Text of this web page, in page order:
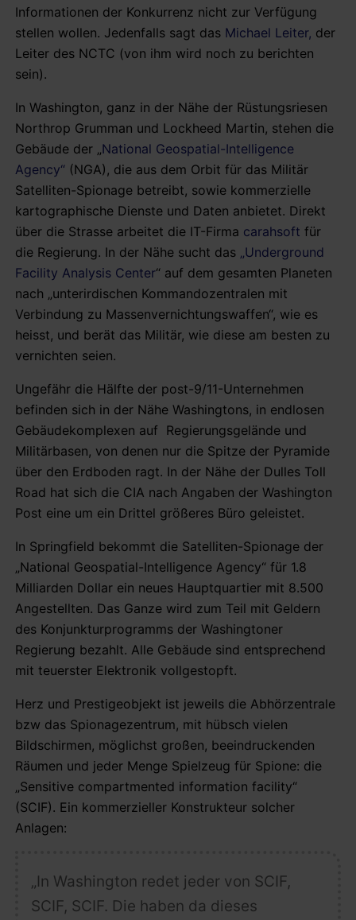
Informationen der Konkurrenz nicht zur Verfügung
stellen wollen. Jedenfalls sagt das Michael Leiter, der
Leiter des NCTC (von ihm wird noch zu berichten
sein).
In Washington, ganz in der Nähe der Rüstungsriesen
Northrop Grumman und Lockheed Martin, stehen die
Gebäude der „National Geospatial-Intelligence
Agency“ (NGA), die aus dem Orbit für das Militär
Satelliten-Spionage betreibt, sowie kommerzielle
kartographische Dienste und Daten anbietet. Direkt
über die Strasse arbeitet die IT-Firma carahsoft für
die Regierung. In der Nähe sucht das „Underground
Facility Analysis Center“ auf dem gesamten Planeten
nach „unterirdischen Kommandozentralen mit
Verbindung zu Massenvernichtungswaffen“, wie es
heisst, und berät das Militär, wie diese am besten zu
vernichten seien.
Ungefähr die Hälfte der post-9/11-Unternehmen
befinden sich in der Nähe Washingtons, in endlosen
Gebäudekomplexen auf Regierungsgelände und
Militärbasen, von denen nur die Spitze der Pyramide
über den Erdboden ragt. In der Nähe der Dulles Toll
Road hat sich die CIA nach Angaben der Washington
Post eine um ein Drittel größeres Büro geleistet.
In Springfield bekommt die Satelliten-Spionage der
„National Geospatial-Intelligence Agency“ für 1.8
Milliarden Dollar ein neues Hauptquartier mit 8.500
Angestellten. Das Ganze wird zum Teil mit Geldern
des Konjunkturprogramms der Washingtoner
Regierung bezahlt. Alle Gebäude sind entsprechend
mit teuerster Elektronik vollgestopft.
Herz und Prestigeobjekt ist jeweils die Abhörzentrale
bzw das Spionagezentrum, mit hübsch vielen
Bildschirmen, möglichst großen, beeindruckenden
Räumen und jeder Menge Spielzeug für Spione: die
„Sensitive compartmented information facility“
(SCIF). Ein kommerzieller Konstrukteur solcher
Anlagen:
„In Washington redet jeder von SCIF,
SCIF, SCIF. Die haben da dieses